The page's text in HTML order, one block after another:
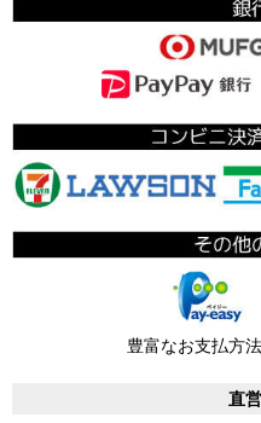
豊富なお支払方
直